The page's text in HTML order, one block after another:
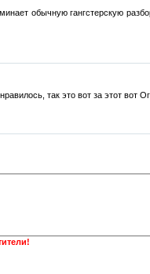
обычную гангстерскую
так это вот за этот вот